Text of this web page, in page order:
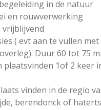
in de natuur
en rouwverwerking
vrijblijvend
( evt aan te vullen
Duur 60 tot 75
plaatsvinden 1of 2 keer
vinden in de regio
berendonck of